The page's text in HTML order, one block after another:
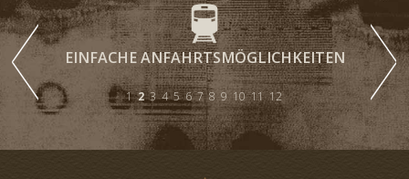
EINFACHE ANFAHRTSMÖGLICHKEITEN
1 2 3 4 5 6 7 8 9 10 11 12